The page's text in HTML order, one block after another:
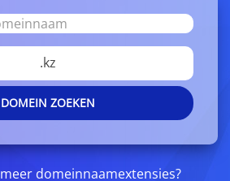
.kz
DOMEIN ZOEKEN
domeinnaamextensies?